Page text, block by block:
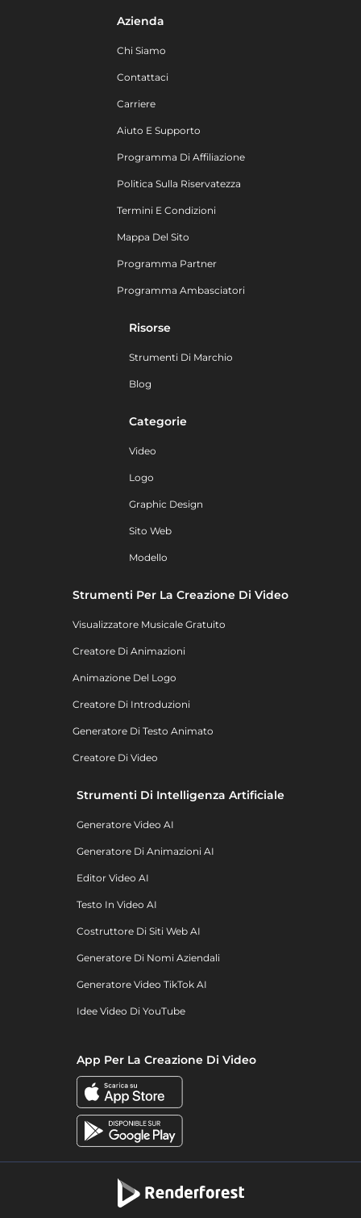
Azienda
Chi Siamo
Contattaci
Carriere
Aiuto E Supporto
Programma Di Affiliazione
Politica Sulla Riservatezza
Termini E Condizioni
Mappa Del Sito
Programma Partner
Programma Ambasciatori
Risorse
Strumenti Di Marchio
Blog
Categorie
Video
Logo
Graphic Design
Sito Web
Modello
Strumenti Per La Creazione Di Video
Visualizzatore Musicale Gratuito
Creatore Di Animazioni
Animazione Del Logo
Creatore Di Introduzioni
Generatore Di Testo Animato
Creatore Di Video
Strumenti Di Intelligenza Artificiale
Generatore Video AI
Generatore Di Animazioni AI
Editor Video AI
Testo In Video AI
Costruttore Di Siti Web AI
Generatore Di Nomi Aziendali
Generatore Video TikTok AI
Idee Video Di YouTube
App Per La Creazione Di Video